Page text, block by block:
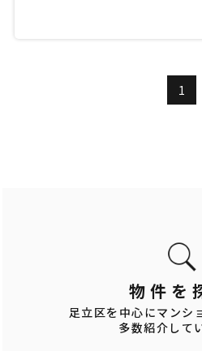
1
物件を
足立区を中心にマンシ
多数紹介して